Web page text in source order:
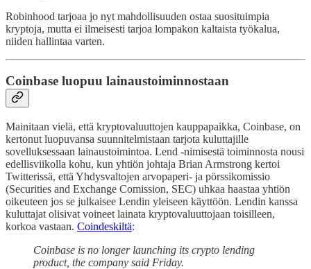
Robinhood tarjoaa jo nyt mahdollisuuden ostaa suosituimpia
kryptoja, mutta ei ilmeisesti tarjoa lompakon kaltaista työkalua,
niiden hallintaa varten.
Coinbase luopuu lainaustoiminnostaan
Mainitaan vielä, että kryptovaluuttojen kauppapaikka, Coinbase, on
kertonut luopuvansa suunnitelmistaan tarjota kuluttajille
sovelluksessaan lainaustoimintoa. Lend -nimisestä toiminnosta nousi
edellisviikolla kohu, kun yhtiön johtaja Brian Armstrong kertoi
Twitterissä, että Yhdysvaltojen arvopaperi- ja pörssikomissio
(Securities and Exchange Comission, SEC) uhkaa haastaa yhtiön
oikeuteen jos se julkaisee Lendin yleiseen käyttöön. Lendin kanssa
kuluttajat olisivat voineet lainata kryptovaluuttojaan toisilleen,
korkoa vastaan. Coindeskiltä:
Coinbase is no longer launching its crypto lending
product, the company said Friday.